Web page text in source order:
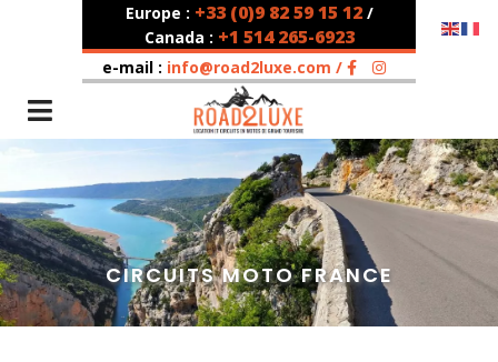
Europe : +33 (0)9 82 59 15 12 /
Canada : +1 514 265-6923
e-mail : info@road2luxe.com /
CIRCUITS MOTO FRANCE